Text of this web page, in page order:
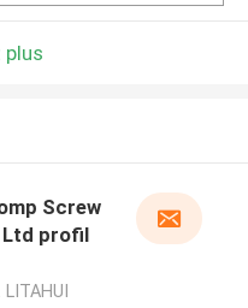
plus
Screw
Ltd profil